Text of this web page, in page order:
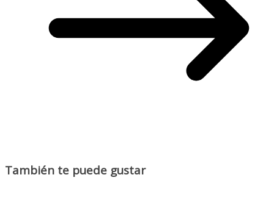
También te puede gustar